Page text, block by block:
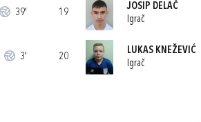
39'
3'
19
JOSIP DELAČ
Igrač
20
LUKAS KNEŽEVIĆ
Igrač